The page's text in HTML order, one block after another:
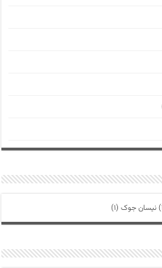
نیسان جوک (1)